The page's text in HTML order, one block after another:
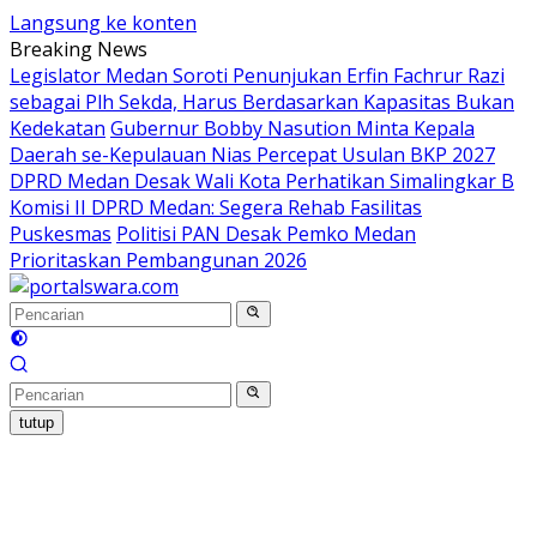
Langsung ke konten
Breaking News
Legislator Medan Soroti Penunjukan Erfin Fachrur Razi
sebagai Plh Sekda, Harus Berdasarkan Kapasitas Bukan
Kedekatan Gubernur Bobby Nasution Minta Kepala
Daerah se-Kepulauan Nias Percepat Usulan BKP 2027
DPRD Medan Desak Wali Kota Perhatikan Simalingkar B
Komisi II DPRD Medan: Segera Rehab Fasilitas
Puskesmas Politisi PAN Desak Pemko Medan
Prioritaskan Pembangunan 2026
tutup